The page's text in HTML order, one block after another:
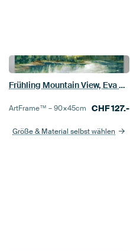
Frühling Mountain View, Eva Watts
ArtFrame™ –90×45cm CHF127.-
Größe & Material selbst wählen